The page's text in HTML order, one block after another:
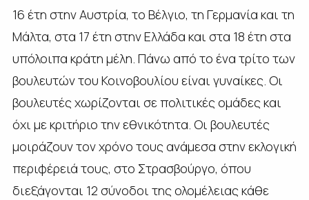
16 έτη στην Αυστρία, το Βέλγιο, τη Γερμανία και τη
Μάλτα, στα 17 έτη στην Ελλάδα και στα 18 έτη στα
υπόλοιπα κράτη μέλη. Πάνω από το ένα τρίτο των
βουλευτών του Κοινοβουλίου είναι γυναίκες. Οι
βουλευτές χωρίζονται σε πολιτικές ομάδες και
όχι με κριτήριο την εθνικότητα. Οι βουλευτές
μοιράζουν τον χρόνο τους ανάμεσα στην εκλογική
περιφέρειά τους, στο Στρασβούργο, όπου
διεξάγονται 12 σύνοδοι της ολομέλειας κάθε